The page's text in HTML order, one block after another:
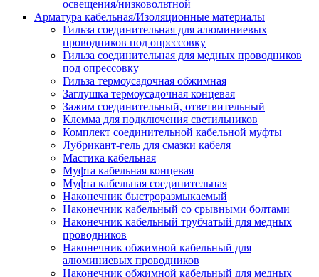
освещения/низковольтной
Арматура кабельная/Изоляционные материалы
Гильза соединительная для алюминиевых
проводников под опрессовку
Гильза соединительная для медных проводников
под опрессовку
Гильза термоусадочная обжимная
Заглушка термоусадочная концевая
Зажим соединительный, ответвительный
Клемма для подключения светильников
Комплект соединительной кабельной муфты
Лубрикант-гель для смазки кабеля
Мастика кабельная
Муфта кабельная концевая
Муфта кабельная соединительная
Наконечник быстроразмыкаемый
Наконечник кабельный со срывными болтами
Наконечник кабельный трубчатый для медных
проводников
Наконечник обжимной кабельный для
алюминиевых проводников
Наконечник обжимной кабельный для медных